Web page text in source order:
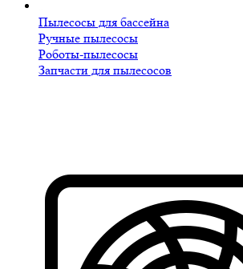
Пылесосы для бассейна
Ручные пылесосы
Роботы-пылесосы
Запчасти для пылесосов